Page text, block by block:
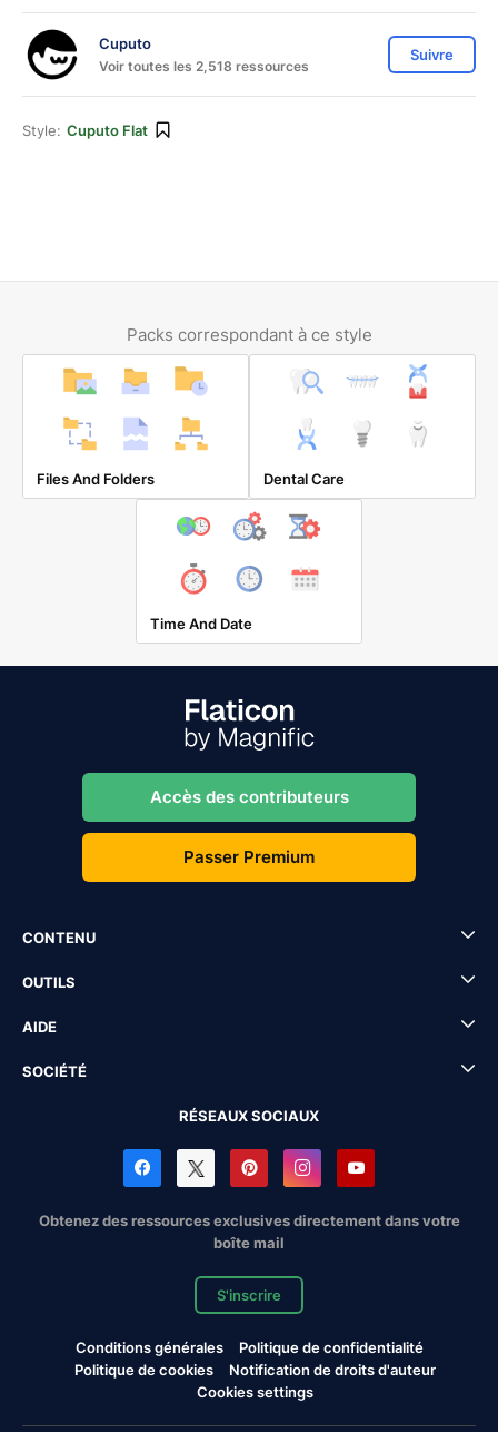
Cuputo
Voir toutes les 2,518 ressources
Suivre
Style: Cuputo Flat
Packs correspondant à ce style
Files And Folders Dental Care
Time And Date
Accès des contributeurs
Passer Premium
CONTENU
OUTILS
AIDE
SOCIÉTÉ
RÉSEAUX SOCIAUX
Obtenez des ressources exclusives directement dans votre
boîte mail
S'inscrire
Conditions générales
Politique de confidentialité
Politique de cookies
Notification de droits d'auteur
Cookies settings